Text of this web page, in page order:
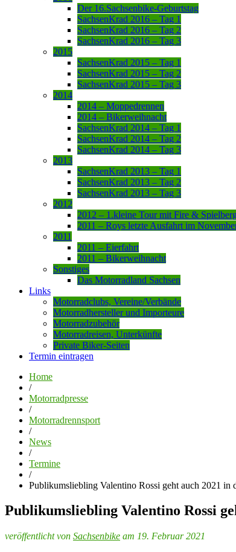
Der 16.Sachsenbike-Geburtstag
SachsenKrad 2016 – Tag 1
SachsenKrad 2016 – Tag 2
SachsenKrad 2016 – Tag 3
2015
SachsenKrad 2015 – Tag 1
SachsenKrad 2015 – Tag 2
SachsenKrad 2015 – Tag 3
2014
2014 – Moppedrennen
2014 – Bikerweihnacht
SachsenKrad 2014 – Tag 1
SachsenKrad 2014 – Tag 2
SachsenKrad 2014 – Tag 3
2013
SachsenKrad 2013 – Tag 1
SachsenKrad 2013 – Tag 2
SachsenKrad 2013 – Tag 3
2012
2012 – 1.kleine Tour mit Fire &
2011 – Roys letzte Ausfahrt im
2011
2011 – Eierfahrt
2011 – Bikerweihnacht
Sonstiges
Das Motorradland Sachsen
Links
Motorradclubs, Vereine/Verbände
Motorradhersteller und Importeure
Motorradzubehör
Motorradreisen, Unterkünfte
Private Biker-Seiten
Termin eintragen
Home
/
Motorradpresse
/
Motorradrennsport
/
News
/
Termine
/
Publikumsliebling Valentino Rossi geht auch 2021 in
Publikumsliebling Valentino Rossi
veröffentlicht von Sachsenbike am 19. Februar 2021